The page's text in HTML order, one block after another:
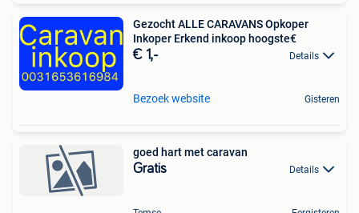
Gezocht ALLE CARAVANS Opkoper
Inkoper Erkend inkoop hoogste€
€ 1,- Details
Bezoek website Gisteren
goed hart met caravan
Gratis Details